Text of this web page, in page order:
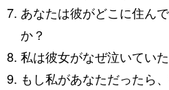
あなたは彼がどこに住ん
か？
私は彼女がなぜ泣いてい
もし私があなただったら